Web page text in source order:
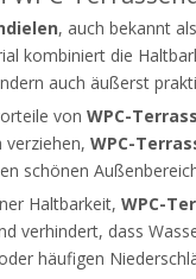
, auch bekannt
kombiniert die
auch äußerst
von WPC-
verziehen, WPC-
schönen
Haltbarkeit, WPC-
verhindert, dass
häufigen